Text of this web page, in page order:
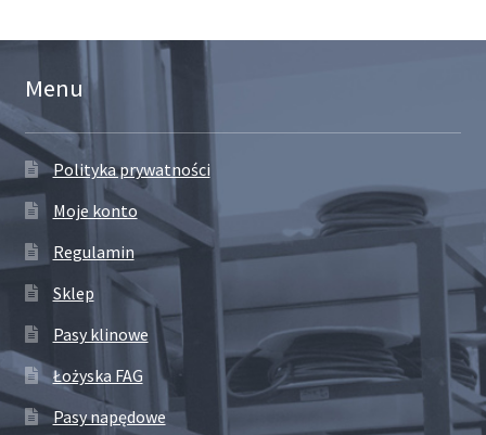
Menu
Polityka prywatności
Moje konto
Regulamin
Sklep
Pasy klinowe
Łożyska FAG
Pasy napędowe